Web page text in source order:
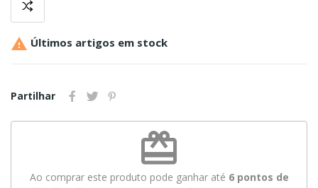
 Últimos artigos em stock
Partilhar
redeem
Ao comprar este produto pode ganhar até 6pontos de